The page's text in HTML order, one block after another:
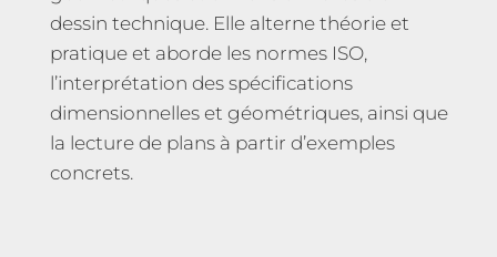
dessin technique. Elle alterne théorie et
pratique et aborde les normes ISO,
l’interprétation des spécifications
dimensionnelles et géométriques, ainsi que
la lecture de plans à partir d’exemples
concrets.